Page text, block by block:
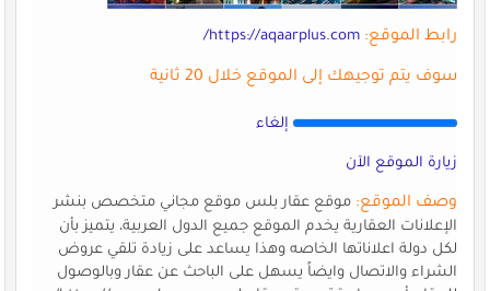
رابط الموقع: https://aqaarplus.com/
سوف يتم توجيهك إلى الموقع خلال 20 ثانية
إلغاء
زيارة الموقع الآن
وصف الموقع:موقع عقار بلس موقع مجاني متخصص بنشر
الإعلانات العقارية يخدم الموقع جميع الدول العربية، يتميز بأن
لكل دولة اعلاناتها الخاصه وهذا يساعد على زيادة تلقي عروض
الشراء والاتصال وايضاً يسهل على الباحث عن عقار وبالوصول